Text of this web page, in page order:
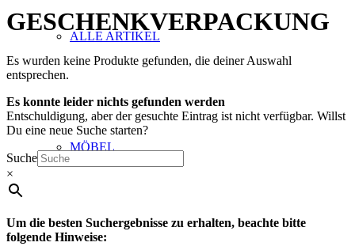
ALLE ARTIKEL
MÖBEL
GESCHENKVERPACKUNG
Es wurden keine Produkte gefunden, die deiner Auswahl
entsprechen.
Es konnte leider nichts gefunden werden
Entschuldigung, aber der gesuchte Eintrag ist nicht verfügbar. Willst
Du eine neue Suche starten?
Suche
×
Um die besten Suchergebnisse zu erhalten, beachte bitte
folgende Hinweise: